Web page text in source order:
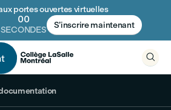
portes ouvertes virtuelles
00
SECONDES S’inscrire maintenant
